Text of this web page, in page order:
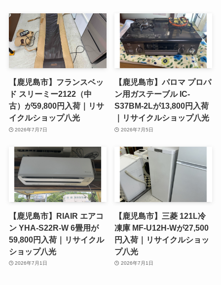
【鹿児島市】フランスベッ
ド スリーミー2122（中
古）が59,800円入荷｜リサ
イクルショップ八光
2026年7月7日
【鹿児島市】パロマ プロパ
ン用ガステーブル IC-
S37BM-2Lが13,800円入荷
｜リサイクルショップ八光
2026年7月5日
【鹿児島市】RIAIR エアコ
ン YHA-S22R-W 6畳用が
59,800円入荷｜リサイクル
ショップ八光
2026年7月1日
【鹿児島市】三菱 121L冷
凍庫 MF-U12H-Wが27,500
円入荷｜リサイクルショッ
プ八光
2026年7月1日